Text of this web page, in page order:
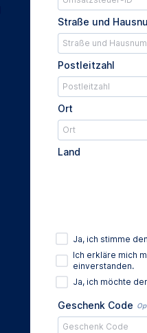
Straße und
Postleitzahl
Ort
Land
Ja, ich stimme den
Ich erkläre mich
einverstanden.
Ja, ich möchte
Geschenk Code